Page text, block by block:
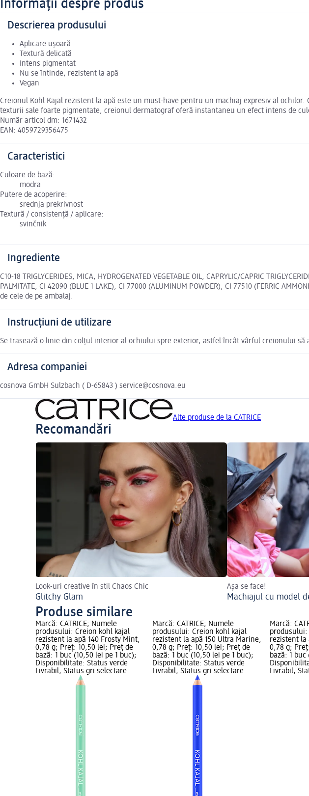
Informații despre produs
Descrierea produsului
Aplicare ușoară
Textură delicată
Intens pigmentat
Nu se întinde, rezistent la apă
Vegan
Creionul Kohl Kajal rezistent la apă este un must-have pentru un machiaj expresiv al
texturii sale foarte pigmentate, creionul dermatograf oferă instantaneu un efect intens de
Număr articol dm: 1671432
EAN: 4059729356475
Caracteristici
Culoare de bază:
modra
Putere de acoperire:
srednja prekrivnost
Textură / consistență / aplicare:
svinčnik
Ingrediente
C10-18 TRIGLYCERIDES, MICA, HYDROGENATED VEGETABLE OIL, CAPRYLIC/CAPRIC
PALMITATE, CI 42090 (BLUE 1 LAKE), CI 77000 (ALUMINUM POWDER), CI 77510 (FERRIC
de cele de pe ambalaj.
Instrucțiuni de utilizare
Se trasează o linie din colțul interior al ochiului spre exterior, astfel încât vârful creionului să
Adresa companiei
cosnova GmbH Sulzbach ( D-65843 ) service@cosnova.eu
Alte produse de la CATRICE
Recomandări
Look-uri creative în stil Chaos Chic
Glitchy Glam
Așa se face!
Machiajul cu model
Produse similare
Marcă: CATRICE; Numele
produsului: Creion kohl kajal
rezistent la apă 140 Frosty Mint,
0,78 g; Preț: 10,50 lei; Preț de
bază: 1 buc (10,50 lei pe 1 buc);
Disponibilitate: Status verde
Livrabil, Status gri selectare
Marcă: CATRICE; Numele
produsului: Creion kohl kajal
rezistent la apă 150 Ultra Marine,
0,78 g; Preț: 10,50 lei; Preț de
bază: 1 buc (10,50 lei pe 1 buc);
Disponibilitate: Status verde
Livrabil, Status gri selectare
Marcă:
produsului:
rezistent la
0,78 g;
bază: 1 buc
Livrabil,